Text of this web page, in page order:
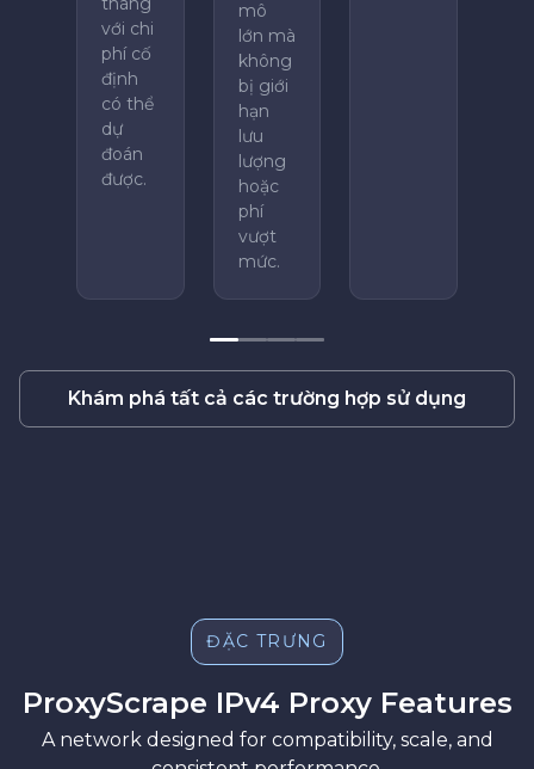
với chi
phí cố
định
có thể
dự
đoán
được.
mô
lớn mà
không
bị giới
hạn
lưu
lượng
hoặc
phí
vượt
mức.
Khám phá tất cả các trường hợp sử dụng
ĐẶC TRƯNG
ProxyScrape IPv4 Proxy Features
A network designed for compatibility, scale, and